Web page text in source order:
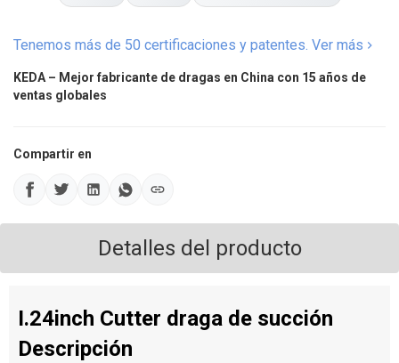
Tenemos más de 50 certificaciones y patentes. Ver más
KEDA – Mejor fabricante de dragas en China con 15 años de
ventas globales
Compartir en
Detalles del producto
I.24inch Cutter draga de succión
Descripción